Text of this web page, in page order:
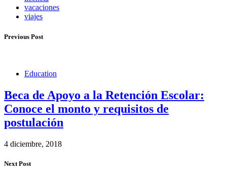
vacaciones
viajes
Previous Post
Education
Beca de Apoyo a la Retención Escolar:
Conoce el monto y requisitos de
postulación
4 diciembre, 2018
Next Post